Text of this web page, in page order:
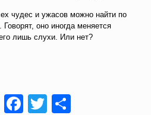
чудес и ужасов можно найти по
. Говорят, оно иногда меняется
лишь слухи. Или нет?
Facebook
Twitter